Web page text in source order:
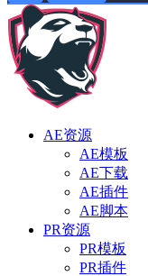
AE资源
AE模板
AE下载
AE插件
AE脚本
PR资源
PR模板
PR插件